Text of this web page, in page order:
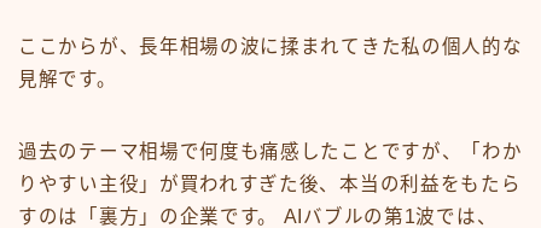
ここからが、長年相場の波に揉まれてきた私の個人的な
見解です。
過去のテーマ相場で何度も痛感したことですが、「わか
りやすい主役」が買われすぎた後、本当の利益をもたら
すのは「裏方」の企業です。 AIバブルの第1波では、